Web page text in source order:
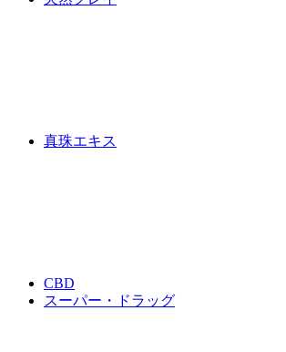
真珠エキス
CBD
スーパー・ドラッグ